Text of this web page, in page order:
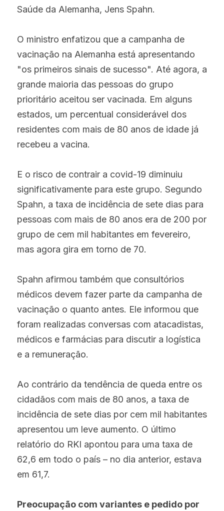
Saúde da Alemanha, Jens Spahn.
O ministro enfatizou que a campanha de
vacinação na Alemanha está apresentando
"os primeiros sinais de sucesso". Até agora, a
grande maioria das pessoas do grupo
prioritário aceitou ser vacinada. Em alguns
estados, um percentual considerável dos
residentes com mais de 80 anos de idade já
recebeu a vacina.
E o risco de contrair a covid-19 diminuiu
significativamente para este grupo. Segundo
Spahn, a taxa de incidência de sete dias para
pessoas com mais de 80 anos era de 200 por
grupo de cem mil habitantes em fevereiro,
mas agora gira em torno de 70.
Spahn afirmou também que consultórios
médicos devem fazer parte da campanha de
vacinação o quanto antes. Ele informou que
foram realizadas conversas com atacadistas,
médicos e farmácias para discutir a logística
e a remuneração.
Ao contrário da tendência de queda entre os
cidadãos com mais de 80 anos, a taxa de
incidência de sete dias por cem mil habitantes
apresentou um leve aumento. O último
relatório do RKI apontou para uma taxa de
62,6 em todo o país – no dia anterior, estava
em 61,7.
Preocupação com variantes e pedido por